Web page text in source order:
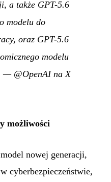
a także GPT-5.6
modelu do
oraz GPT-5.6
modelu
— @OpenAI na X
możliwości
nowej generacji,
cyberbezpieczeństwie,